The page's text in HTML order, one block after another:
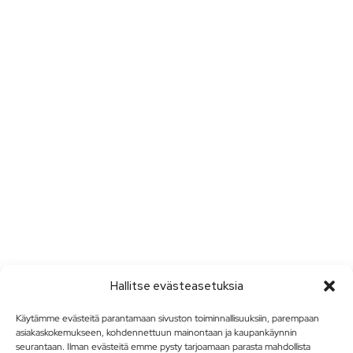
Hallitse evästeasetuksia
Käytämme evästeitä parantamaan sivuston toiminnallisuuksiin, parempaan
asiakaskokemukseen, kohdennettuun mainontaan ja kaupankäynnin
seurantaan. Ilman evästeitä emme pysty tarjoamaan parasta mahdollista